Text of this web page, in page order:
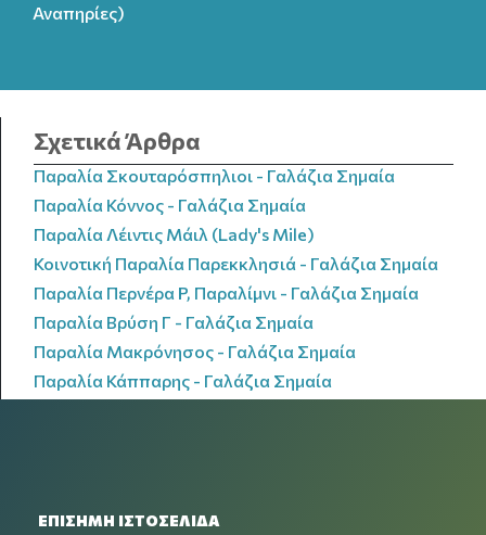
Αναπηρίες)
Σχετικά Άρθρα
Παραλία Σκουταρόσπηλιοι - Γαλάζια Σημαία
Παραλία Κόννος - Γαλάζια Σημαία
Παραλία Λέιντις Μάιλ (Lady's Mile)
Κοινοτική Παραλία Παρεκκλησιά - Γαλάζια Σημαία
Παραλία Περνέρα P, Παραλίμνι - Γαλάζια Σημαία
Παραλία Βρύση Γ - Γαλάζια Σημαία
Παραλία Μακρόνησος - Γαλάζια Σημαία
Παραλία Κάππαρης - Γαλάζια Σημαία
ΕΠΙΣΗΜΗ ΙΣΤΟΣΕΛΙΔΑ